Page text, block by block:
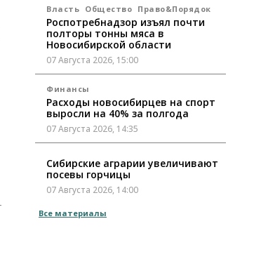
Власть Общество Право&Порядок
Роспотребнадзор изъял почти
полторы тонны мяса в
Новосибирской области
07 Августа 2026, 15:00
Финансы
Расходы новосибирцев на спорт
выросли на 40% за полгода
07 Августа 2026, 14:35
Сибирские аграрии увеличивают
посевы горчицы
07 Августа 2026, 14:00
Власть
Все материалы